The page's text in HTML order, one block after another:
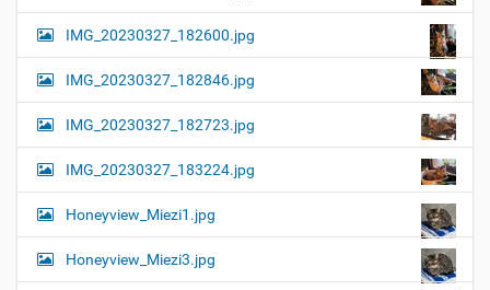
IMG_20230327_182600.jpg
IMG_20230327_182846.jpg
IMG_20230327_182723.jpg
IMG_20230327_183224.jpg
Honeyview_Miezi1.jpg
Honeyview_Miezi3.jpg